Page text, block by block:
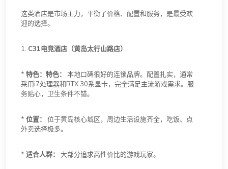
这类酒店是市场主力，平衡了价格、配置和服务，是最受欢
迎的选择。
1. C31电竞酒店（黄岛太行山路店）
* 特色：特色：
本地口碑很好的连锁品牌。配置扎实，通常
采用i7处理器和RTX 30系显卡，完全满足主流游戏需求。服
务贴心，卫生条件不错。
* 位置：
位于黄岛核心城区，周边生活设施齐全，吃饭、点
外卖选择极多。
* 适合人群： 大部分追求高性价比的游戏玩家。